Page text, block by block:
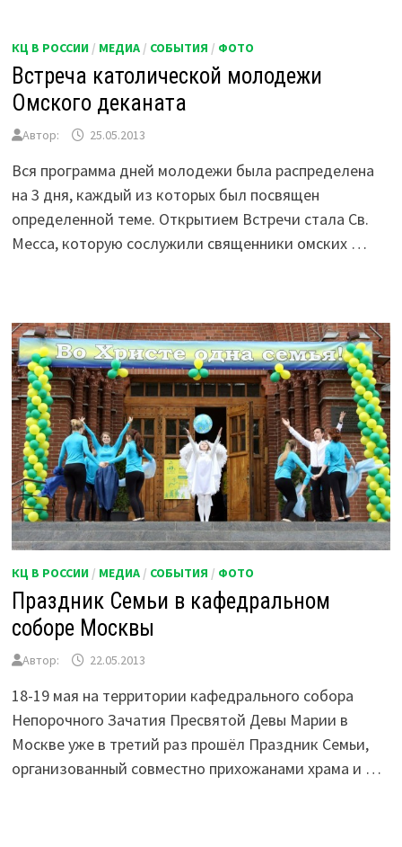
КЦ В РОССИИ / МЕДИА / СОБЫТИЯ / ФОТО
Встреча католической молодежи
Омского деканата
Автор: 25.05.2013
Вся программа дней молодежи была распределена
на 3 дня, каждый из которых был посвящен
определенной теме. Открытием Встречи стала Св.
Месса, которую сослужили священники омских …
КЦ В РОССИИ / МЕДИА / СОБЫТИЯ / ФОТО
Праздник Семьи в кафедральном
соборе Москвы
Автор: 22.05.2013
18-19 мая на территории кафедрального собора
Непорочного Зачатия Пресвятой Девы Марии в
Москве уже в третий раз прошёл Праздник Семьи,
организованный совместно прихожанами храма и …